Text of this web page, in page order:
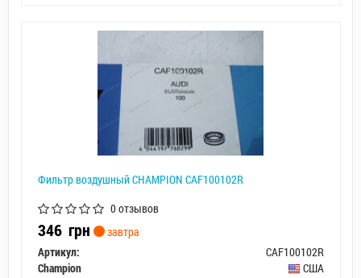
Фильтр воздушный CHAMPION CAF100102R
0 отзывов
346 грн
завтра
Артикул:
CAF100102R
Champion
США